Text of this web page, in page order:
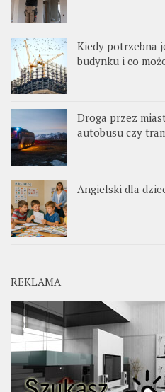
Kiedy potrzebna
budynku i co
Droga przez
autobusu czy
Angielski dla
REKLAMA